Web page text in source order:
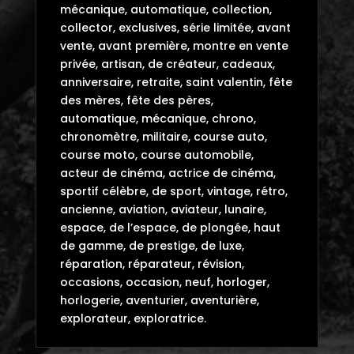
mécanique, automatique, collection,
collector, exclusives, série limitée, avant
vente, avant première, montre en vente
privée, artisan, de créateur, cadeaux,
anniversaire, retraite, saint valentin, fête
des mères, fête des pères,
automatique, mécanique, chrono,
chronomètre, militaire, course auto,
course moto, course automobile,
acteur de cinéma, actrice de cinéma,
sportif célèbre, de sport, vintage, rétro,
ancienne, aviation, aviateur, lunaire,
espace, de l’espace, de plongée, haut
de gamme, de prestige, de luxe,
réparation, réparateur, révision,
occasions, occasion, neuf, horloger,
horlogerie, aventurier, aventurière,
explorateur, exploratrice.